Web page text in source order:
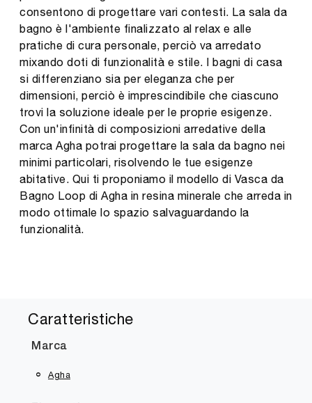
consentono di progettare vari contesti. La sala da
bagno è l'ambiente finalizzato al relax e alle
pratiche di cura personale, perciò va arredato
mixando doti di funzionalità e stile. I bagni di casa
si differenziano sia per eleganza che per
dimensioni, perciò è imprescindibile che ciascuno
trovi la soluzione ideale per le proprie esigenze.
Con un'infinità di composizioni arredative della
marca Agha potrai progettare la sala da bagno nei
minimi particolari, risolvendo le tue esigenze
abitative. Qui ti proponiamo il modello di Vasca da
Bagno Loop di Agha in resina minerale che arreda in
modo ottimale lo spazio salvaguardando la
funzionalità.
Caratteristiche
Marca
Agha